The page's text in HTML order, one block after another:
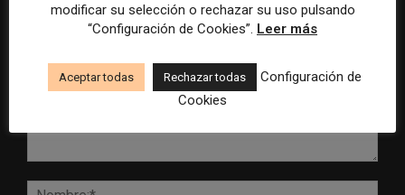
modificar su selección o rechazar su uso pulsando
“Configuración de Cookies”. Leer más
Aceptar todas Rechazar todas
Configuración de
Cookies